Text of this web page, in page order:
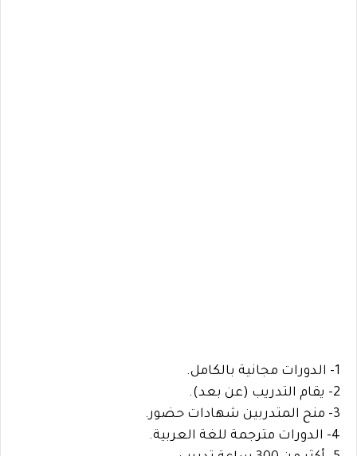
1- الدورات مجانية بالكامل.
2- يقام التدريب (عن بعد).
3- منح المتدربين شهادات حضور.
4- الدورات مترجمة للغة العربية.